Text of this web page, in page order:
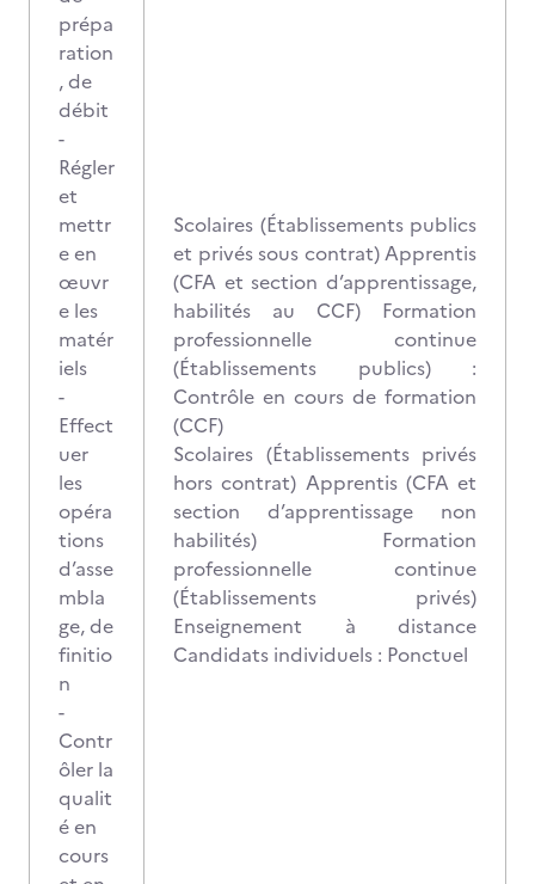
prépa
ration
, de
débit
-
Régler
et
mettr
e en
œuvr
e les
matér
iels
-
Effect
uer
les
opéra
tions
d’asse
mbla
ge, de
finitio
n
-
Contr
ôler la
qualit
é en
cours
Scolaires (Établissements publics
et privés sous contrat) Apprentis
(CFA et section d’apprentissage,
habilités au CCF) Formation
professionnelle continue
(Établissements publics) :
Contrôle en cours de formation
(CCF)
Scolaires (Établissements privés
hors contrat) Apprentis (CFA et
section d’apprentissage non
habilités) Formation
professionnelle continue
(Établissements privés)
Enseignement à distance
Candidats individuels : Ponctuel